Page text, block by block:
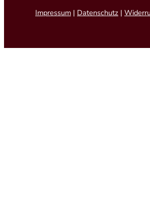
Impressum | Datenschutz |